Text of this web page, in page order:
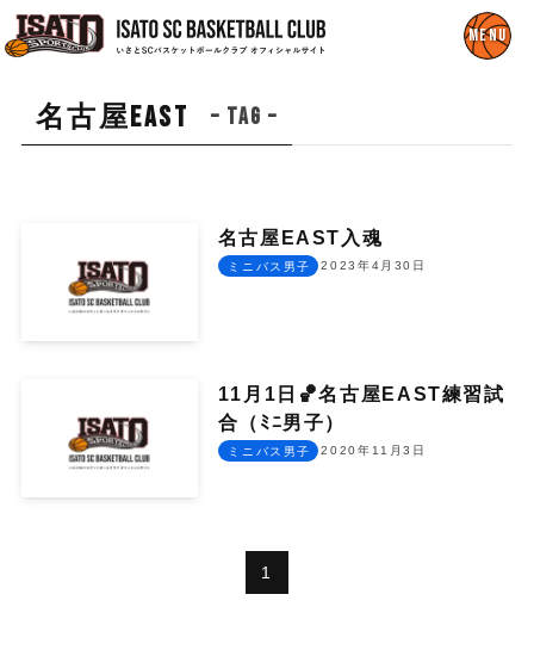
名古屋EAST – tag –
名古屋EAST入魂
2023年4月30日
ミニバス男子
11月1日🏀名古屋EAST練習試
合（ﾐﾆ男子）
2020年11月3日
ミニバス男子
1